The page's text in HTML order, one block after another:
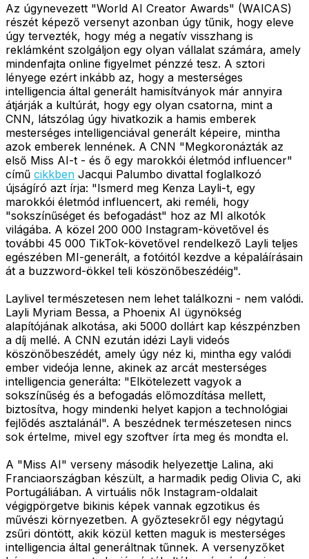
Az úgynevezett "World AI Creator Awards" (WAICAS)
részét képező versenyt azonban úgy tűnik, hogy eleve
úgy tervezték, hogy még a negatív visszhang is
reklámként szolgáljon egy olyan vállalat számára, amely
mindenfajta online figyelmet pénzzé tesz. A sztori
lényege ezért inkább az, hogy a mesterséges
intelligencia által generált hamisítványok már annyira
átjárják a kultúrát, hogy egy olyan csatorna, mint a
CNN, látszólag úgy hivatkozik a hamis emberek
mesterséges intelligenciával generált képeire, mintha
azok emberek lennének. A CNN "Megkoronázták az
első Miss AI-t - és ő egy marokkói életmód influencer"
című cikkben Jacqui Palumbo divattal foglalkozó
újságíró azt írja: "Ismerd meg Kenza Layli-t, egy
marokkói életmód influencert, aki reméli, hogy
"sokszínűséget és befogadást" hoz az MI alkotók
világába. A közel 200 000 Instagram-követővel és
további 45 000 TikTok-követővel rendelkező Layli teljes
egészében MI-generált, a fotóitól kezdve a képaláírásain
át a buzzword-ökkel teli köszönőbeszédéig".
Laylivel természetesen nem lehet találkozni - nem valódi.
Layli Myriam Bessa, a Phoenix AI ügynökség
alapítójának alkotása, aki 5000 dollárt kap készpénzben
a díj mellé. A CNN ezután idézi Layli videós
köszönőbeszédét, amely úgy néz ki, mintha egy valódi
ember videója lenne, akinek az arcát mesterséges
intelligencia generálta: "Elkötelezett vagyok a
sokszínűség és a befogadás előmozdítása mellett,
biztosítva, hogy mindenki helyet kapjon a technológiai
fejlődés asztalánál". A beszédnek természetesen nincs
sok értelme, mivel egy szoftver írta meg és mondta el.
A "Miss AI" verseny második helyezettje Lalina, aki
Franciaországban készült, a harmadik pedig Olivia C, aki
Portugáliában. A virtuális nők Instagram-oldalait
végigpörgetve bikinis képek vannak egzotikus és
művészi környezetben. A győztesekről egy négytagú
zsűri döntött, akik közül ketten maguk is mesterséges
intelligencia által generáltnak tűnnek. A versenyzőket